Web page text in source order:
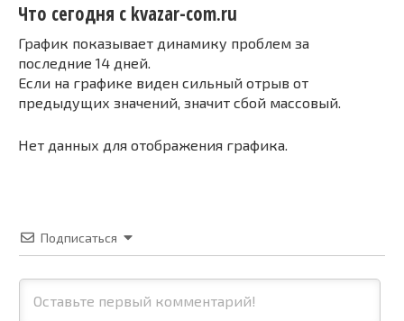
Что сегодня с kvazar-com.ru
График показывает динамику проблем за
последние 14 дней.
Если на графике виден сильный отрыв от
предыдущих значений, значит сбой массовый.
Нет данных для отображения графика.
Подписаться